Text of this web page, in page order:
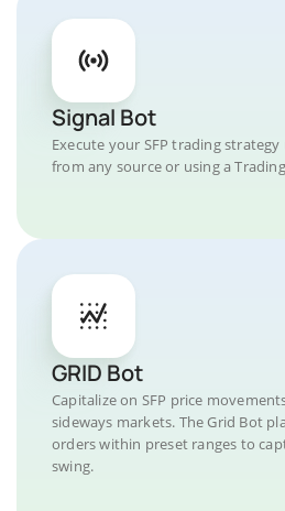
Signal Bot
Execute your SFP trading
from any source or using a
GRID Bot
Capitalize on SFP price
sideways markets. The Grid Bot
orders within preset ranges to
swing.